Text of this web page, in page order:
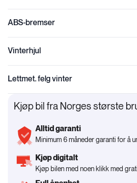
ABS-bremser
Vinterhjul
Lettmet. felg vinter
Kjøp bil fra Norges største
Alltid garanti
Minimum 6 måneder garanti for å
Kjøp digitalt
Kjøp bilen med noen klikk med